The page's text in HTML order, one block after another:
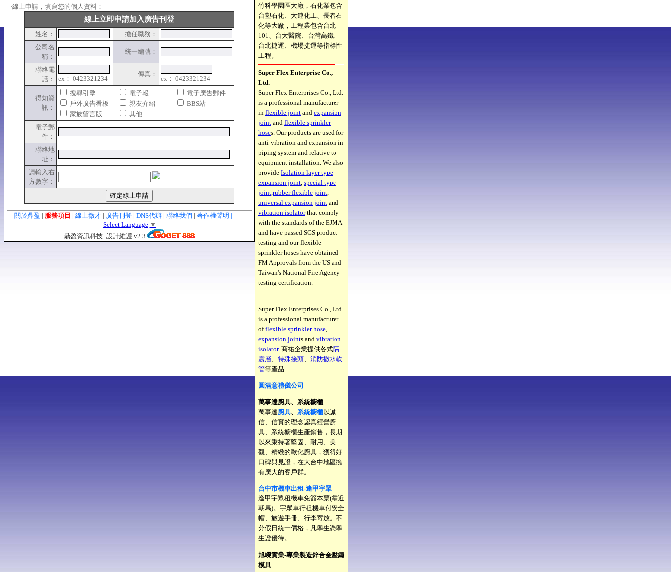
‧線上申請，填寫您的個人資料：
線上立即申請加入廣告刊登
姓名：
擔任職務：
公司名
稱：
統一編號：
聯絡電
話：
ex： 0423321234
傳真：
ex： 0423321234
得知資
訊：
搜尋引擎 電子報
電子廣告郵件
戶外廣告看板
親友介紹
BBS站
家族留言版
其他
電子郵
件：
聯絡地
址：
請輸入右
方數字：
關於鼎盈 | 服務項目 | 線上徵才 | 廣告刊登 | DNS代辦 | 聯絡我們 | 著作權聲明 |
Select Language ▼
鼎盈資訊科技_設計維護 v2.3
竹科學園區大廠，石化業包含
台塑石化、大連化工、長春石
化等大廠，工程業包含台北
101、台大醫院、台灣高鐵、
台北捷運、機場捷運等指標性
工程。
Super Flex Enterprise Co.,
Ltd.
Super Flex Enterprises Co., Ltd.
is a professional manufacturer
in flexible joint and expansion
joint and flexible sprinkler
hoses. Our products are used for
anti-vibration and expansion in
piping system and relative to
equipment installation. We also
provide Isolation layer type
expansion joint, special type
joint,rubber flexible joint,
universal expansion joint and
vibration isolatorthat comply
with the standards of the EJMA
and have passed SGS product
testing and our flexible
sprinkler hoses have obtained
FM Approvals from the US and
Taiwan's National Fire Agency
testing certification.
Super Flex Enterprises Co., Ltd.
is a professional manufacturer
offlexible sprinkler hose,
expansion joints and vibration
isolator. 商祐企業提供各式隔
震層、 特殊接頭、 消防撒水軟
管等產品
圓滿意禮儀公司
萬事達廚具、系統櫥櫃
萬事達廚具、 系統櫥櫃以誠
信、信實的理念認真經營廚
具、系統櫥櫃生產銷售，長期
以來秉持著堅固、耐用、美
觀、精緻的歐化廚具，獲得好
口碑與見證，在大台中地區擁
有廣大的客戶群。
台中市機車出租-逢甲宇眾
逢甲宇眾租機車免簽本票(靠近
朝馬)。宇眾車行租機車付安全
帽、旅遊手冊、行李寄放。不
分假日統一價格，凡學生憑學
生證優待。
旭嶸實業-專業製造鋅合金壓鑄
模具